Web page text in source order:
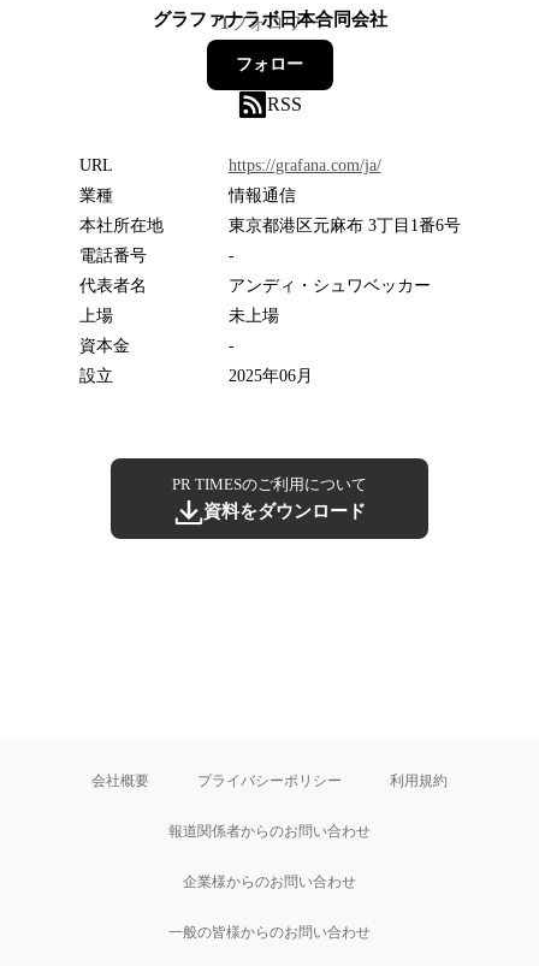
グラファナラボ日本合同会社
1フォロワー
フォロー
RSS
URL
https://grafana.com/ja/
業種
情報通信
本社所在地
東京都港区元麻布 3丁目1番6号
電話番号
-
代表者名
アンディ・シュワベッカー
上場
未上場
資本金
-
設立
2025年06月
PR TIMESのご利用について
資料をダウンロード
会社概要 プライバシーポリシー 利用規約
報道関係者からのお問い合わせ
企業様からのお問い合わせ
一般の皆様からのお問い合わせ